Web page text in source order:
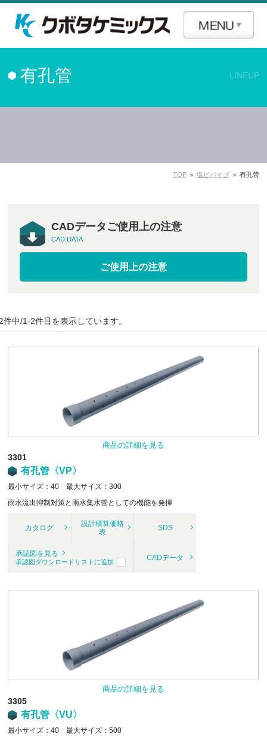
有孔管 LINEUP
TOP＞ 塩ビパイプ＞ 有孔管
CADデータご使用上の注意
CAD DATA
ご使用上の注意
件中/1-2件目を表示しています。
商品の詳細を見る
3301
有孔管〈VP〉
最小サイズ：40 最大サイズ：300
雨水流出抑制対策と雨水集水管としての機能を発揮
カタログ
設計積算価格
表
SDS
承認図を見る
承認図ダウンロードリストに追加 CADデータ
商品の詳細を見る
3305
有孔管〈VU〉
最小サイズ：40 最大サイズ：500